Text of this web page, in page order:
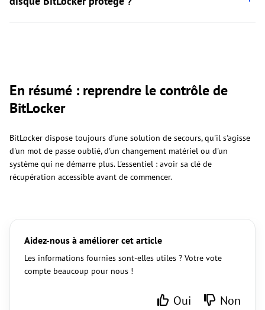
En résumé : reprendre le contrôle de
BitLocker
BitLocker dispose toujours d'une solution de secours, qu'il s'agisse
d'un mot de passe oublié, d'un changement matériel ou d'un
système qui ne démarre plus. L'essentiel : avoir sa clé de
récupération accessible avant de commencer.
Aidez-nous à améliorer cet article
Les informations fournies sont-elles utiles ? Votre vote
compte beaucoup pour nous !
Oui Non